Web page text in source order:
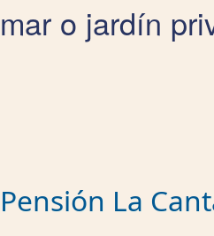
mar o jardín
Pensión La